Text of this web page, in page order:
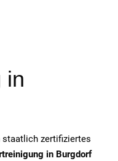
in
staatlich zertifiziertes
in Burgdorf